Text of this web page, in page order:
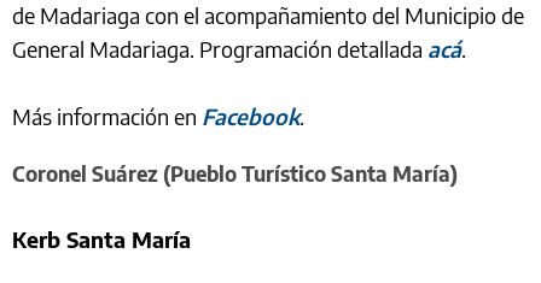
de Madariaga con el acompañamiento del Municipio de
General Madariaga. Programación detallada acá.
Más información en Facebook.
Coronel Suárez (Pueblo Turístico Santa María)
Kerb Santa María